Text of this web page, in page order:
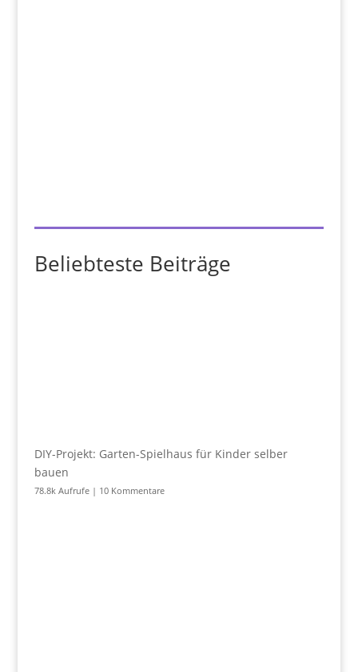
Beliebteste Beiträge
DIY-Projekt: Garten-Spielhaus für Kinder selber
bauen
78.8k Aufrufe| 10 Kommentare